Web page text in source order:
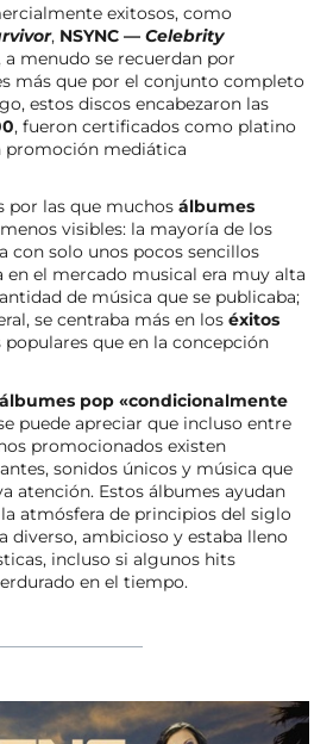
exitosos, como
, NSYNC — Celebrity
a menudo se recuerdan por
más que por el conjunto completo
estos discos encabezaron las
, fueron certificados como platino
promoción mediática
por las que muchos álbumes
visibles: la mayoría de los
con solo unos pocos sencillos
en el mercado musical era muy alta
de música que se publicaba;
se centraba más en los éxitos
populares que en la concepción
pop «condicionalmente
puede apreciar que incluso entre
promocionados existen
sonidos únicos y música que
atención. Estos álbumes ayudan
atmósfera de principios del siglo
diverso, ambicioso y estaba lleno
incluso si algunos hits
en el tiempo.